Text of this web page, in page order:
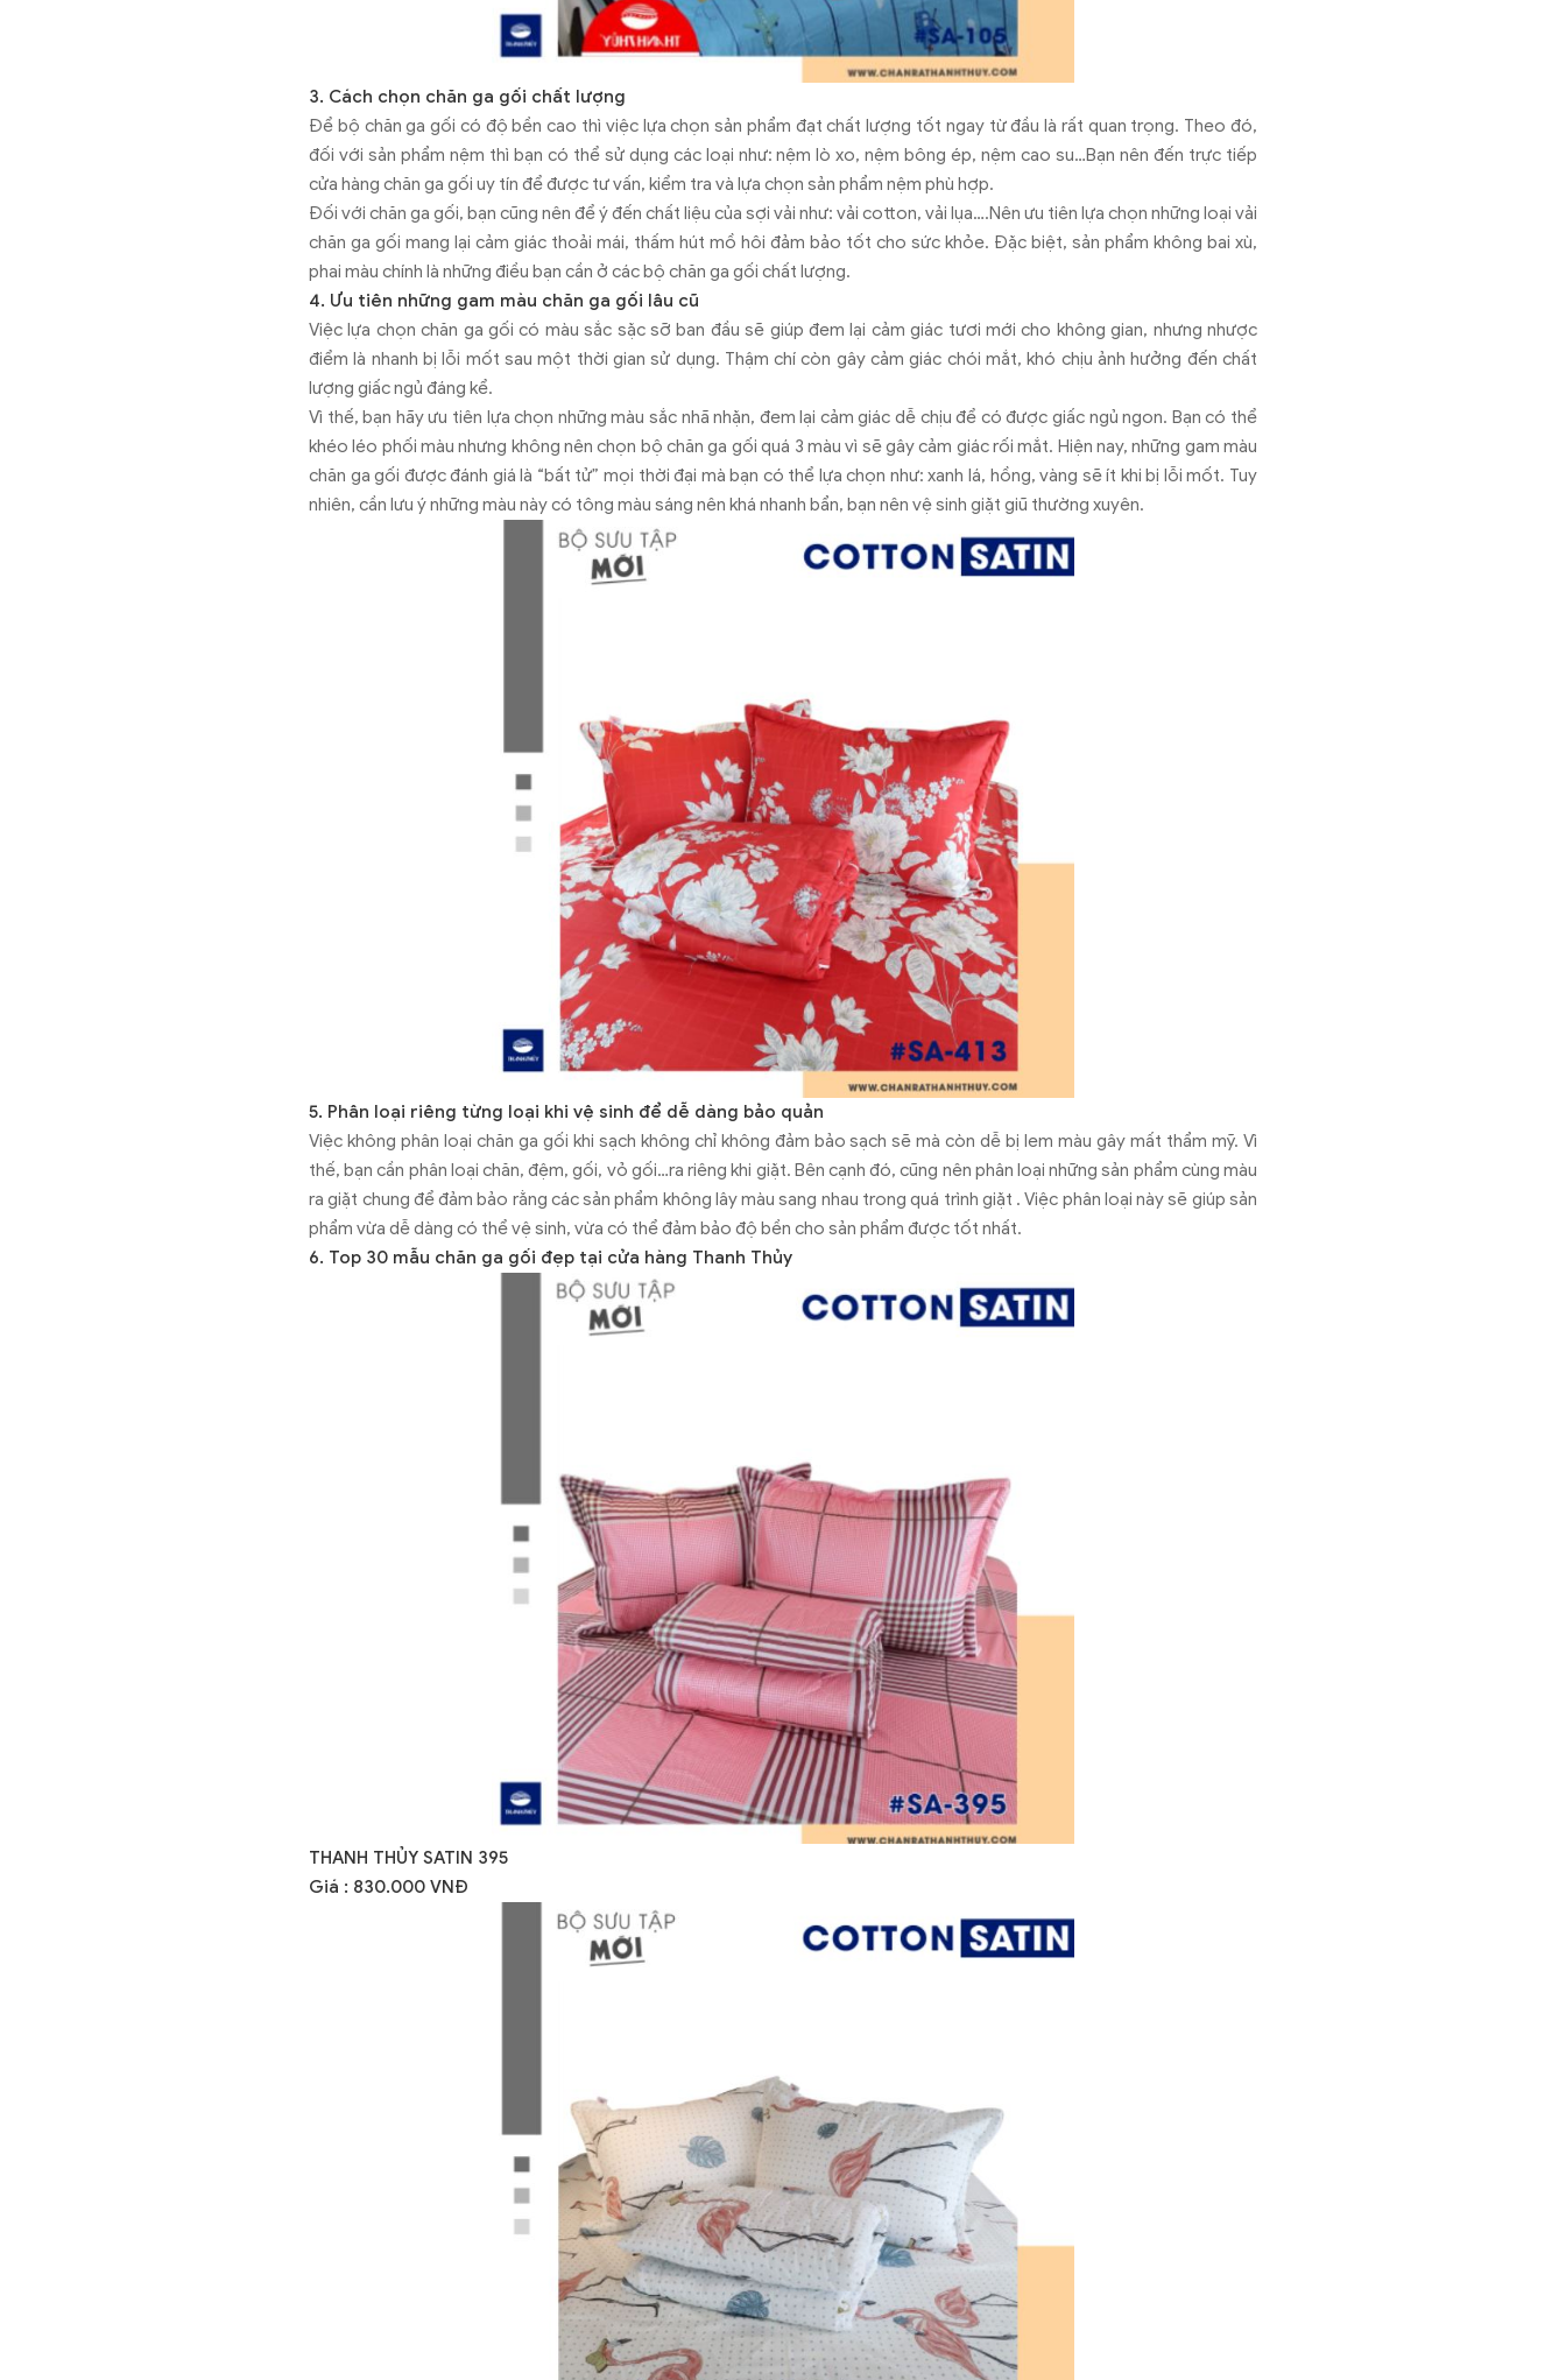
3. Cách chọn chăn ga gối chất lượng
Để bộ chăn ga gối có độ bền cao thì việc lựa chọn sản phẩm đạt chất lượng tốt ngay từ đầu là rất quan trọng. Theo đó,
đối với sản phẩm nệm thì bạn có thể sử dụng các loại như: nệm lò xo, nệm bông ép, nệm cao su…Bạn nên đến trực tiếp
cửa hàng chăn ga gối uy tín để được tư vấn, kiểm tra và lựa chọn sản phẩm nệm phù hợp.
Đối với chăn ga gối, bạn cũng nên để ý đến chất liệu của sợi vải như: vải cotton, vải lụa….Nên ưu tiên lựa chọn những loại vải
chăn ga gối mang lại cảm giác thoải mái, thấm hút mồ hôi đảm bảo tốt cho sức khỏe. Đặc biệt, sản phẩm không bai xù,
phai màu chính là những điều bạn cần ở các bộ chăn ga gối chất lượng.
4. Ưu tiên những gam màu chăn ga gối lâu cũ
Việc lựa chọn chăn ga gối có màu sắc sặc sỡ ban đầu sẽ giúp đem lại cảm giác tươi mới cho không gian, nhưng nhược
điểm là nhanh bị lỗi mốt sau một thời gian sử dụng. Thậm chí còn gây cảm giác chói mắt, khó chịu ảnh hưởng đến chất
lượng giấc ngủ đáng kể.
Vì thế, bạn hãy ưu tiên lựa chọn những màu sắc nhã nhặn, đem lại cảm giác dễ chịu để có được giấc ngủ ngon. Bạn có thể
khéo léo phối màu nhưng không nên chọn bộ chăn ga gối quá 3 màu vì sẽ gây cảm giác rối mắt. Hiện nay, những gam màu
chăn ga gối được đánh giá là “bất tử” mọi thời đại mà bạn có thể lựa chọn như: xanh lá, hồng, vàng sẽ ít khi bị lỗi mốt. Tuy
nhiên, cần lưu ý những màu này có tông màu sáng nên khá nhanh bẩn, bạn nên vệ sinh giặt giũ thường xuyên.
5. Phân loại riêng từng loại khi vệ sinh để dễ dàng bảo quản
Việc không phân loại chăn ga gối khi sạch không chỉ không đảm bảo sạch sẽ mà còn dễ bị lem màu gây mất thẩm mỹ. Vì
thế, bạn cần phân loại chăn, đệm, gối, vỏ gối…ra riêng khi giặt. Bên cạnh đó, cũng nên phân loại những sản phẩm cùng màu
ra giặt chung để đảm bảo rằng các sản phẩm không lây màu sang nhau trong quá trình giặt . Việc phân loại này sẽ giúp sản
phẩm vừa dễ dàng có thể vệ sinh, vừa có thể đảm bảo độ bền cho sản phẩm được tốt nhất.
6. Top 30 mẫu chăn ga gối đẹp tại cửa hàng Thanh Thủy
THANH THỦY SATIN 395
Giá : 830.000 VNĐ